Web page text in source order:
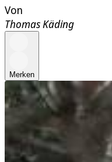
Von
Thomas Käding
Merken